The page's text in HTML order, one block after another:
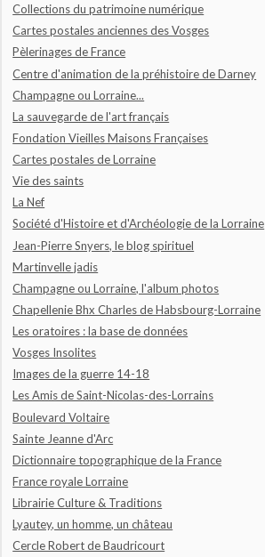
Collections du patrimoine numérique
Cartes postales anciennes des Vosges
Pèlerinages de France
Centre d'animation de la préhistoire de Darney
Champagne ou Lorraine...
La sauvegarde de l'art français
Fondation Vieilles Maisons Françaises
Cartes postales de Lorraine
Vie des saints
La Nef
Société d'Histoire et d'Archéologie de la Lorraine
Jean-Pierre Snyers, le blog spirituel
Martinvelle jadis
Champagne ou Lorraine, l'album photos
Chapellenie Bhx Charles de Habsbourg-Lorraine
Les oratoires : la base de données
Vosges Insolites
Images de la guerre 14-18
Les Amis de Saint-Nicolas-des-Lorrains
Boulevard Voltaire
Sainte Jeanne d'Arc
Dictionnaire topographique de la France
France royale Lorraine
Librairie Culture & Traditions
Lyautey, un homme, un château
Cercle Robert de Baudricourt